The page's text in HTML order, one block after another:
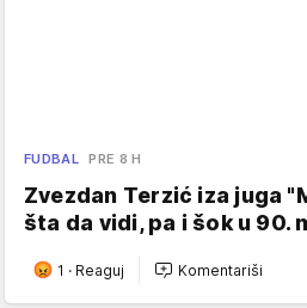
FUDBAL PRE 8 H
Zvezdan Terzić iza juga
šta da vidi, pa i šok u 90.
1 · Reaguj Komentariši